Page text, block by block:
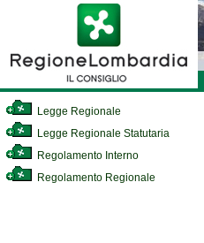
Legge Regionale
Legge Regionale Statutaria
Regolamento Interno
Regolamento Regionale